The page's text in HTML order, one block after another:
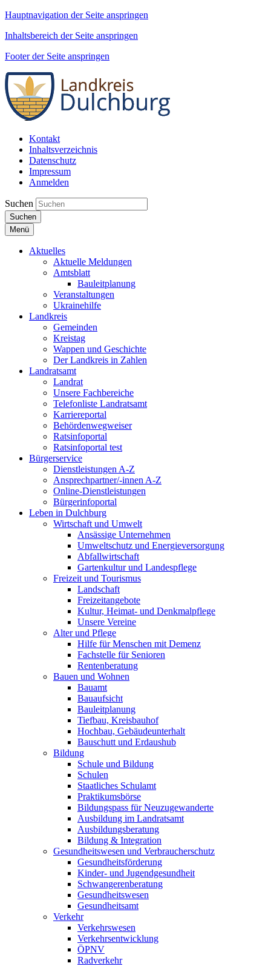
Hauptnavigation der Seite anspringen
Inhaltsbereich der Seite anspringen
Footer der Seite anspringen
Kontakt
Inhaltsverzeichnis
Datenschutz
Impressum
Anmelden
Suchen
Suchen
Menü
Aktuelles
Aktuelle Meldungen
Amtsblatt
Bauleitplanung
Veranstaltungen
Ukrainehilfe
Landkreis
Gemeinden
Kreistag
Wappen und Geschichte
Der Landkreis in Zahlen
Landratsamt
Landrat
Unsere Fachbereiche
Telefonliste Landratsamt
Karriereportal
Behördenwegweiser
Ratsinfoportal
Ratsinfoportal test
Bürgerservice
Dienstleistungen A-Z
Ansprechpartner/-innen A-Z
Online-Dienstleistungen
Bürgerinfoportal
Leben in Dulchburg
Wirtschaft und Umwelt
Ansässige Unternehmen
Umweltschutz und Energieversorgung
Abfallwirtschaft
Gartenkultur und Landespflege
Freizeit und Tourismus
Landschaft
Freizeitangebote
Kultur, Heimat- und Denkmalpflege
Unsere Vereine
Alter und Pflege
Hilfe für Menschen mit Demenz
Fachstelle für Senioren
Rentenberatung
Bauen und Wohnen
Bauamt
Bauaufsicht
Bauleitplanung
Tiefbau, Kreisbauhof
Hochbau, Gebäudeunterhalt
Bauschutt und Erdaushub
Bildung
Schule und Bildung
Schulen
Staatliches Schulamt
Praktikumsbörse
Bildungspass für Neuzugewanderte
Ausbildung im Landratsamt
Ausbildungsberatung
Bildung & Integration
Gesundheitswesen und Verbraucherschutz
Gesundheitsförderung
Kinder- und Jugendgesundheit
Schwangerenberatung
Gesundheitswesen
Gesundheitsamt
Verkehr
Verkehrswesen
Verkehrsentwicklung
ÖPNV
Radverkehr